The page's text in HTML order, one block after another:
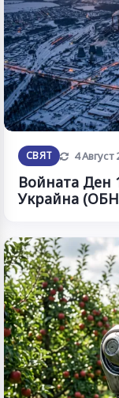
СВЯТ 4 Август
Войната Ден
Украйна